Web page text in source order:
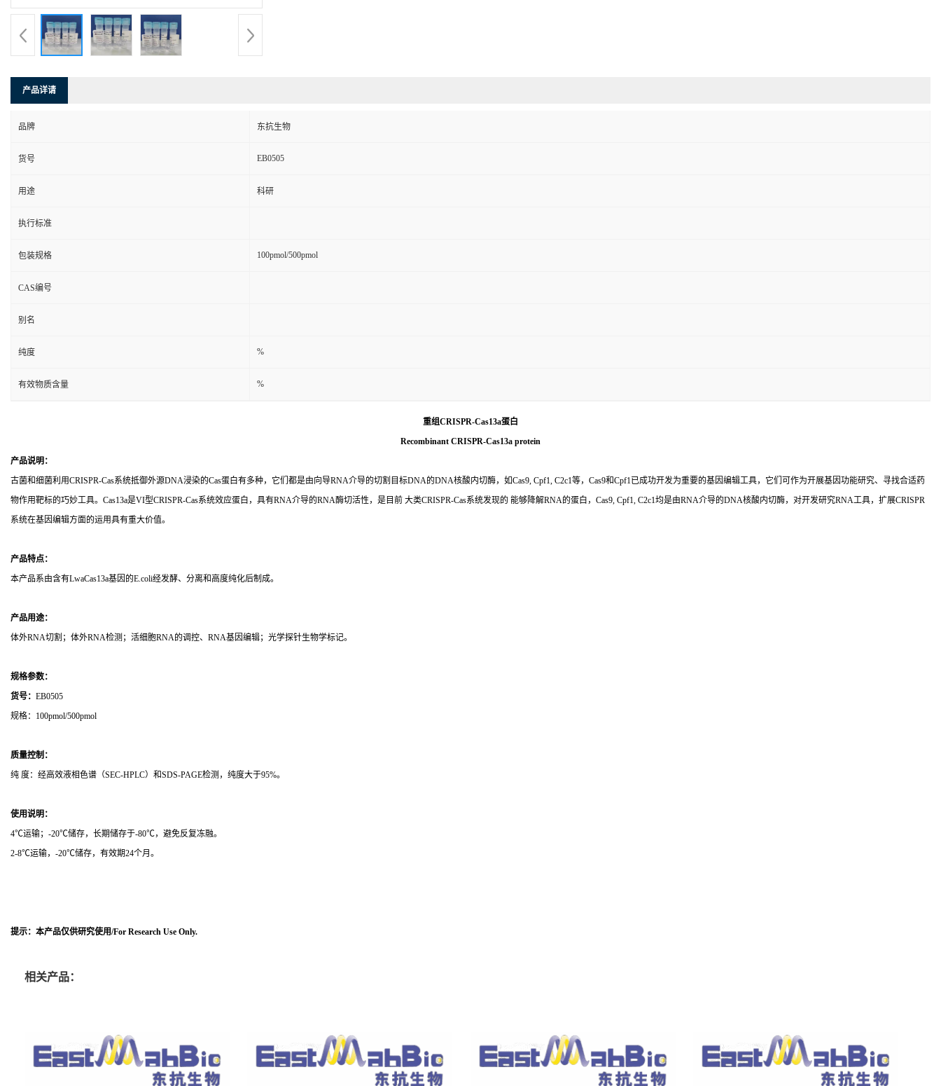
产品详请
品牌 东抗生物
货号 EB0505
用途 科研
执行标准
包装规格 100pmol/500pmol
CAS编号
别名
纯度 %
有效物质含量 %
重组CRISPR-Cas13a蛋白
Recombinant CRISPR-Cas13a protein
产品说明：
古菌和细菌利用CRISPR-Cas系统抵御外源DNA浸染的Cas蛋白有多种，它们都是由向导RNA介导的切割目标DNA的DNA核酸内切酶，如Cas9, Cpf1, C2c1等， Cas9和Cpf1已成功开发为重要的基因编辑工具，它们可作为开展基因功能研究、寻找合适药
物作用靶标的巧妙工具。 Cas13a是VI型CRISPR-Cas系统效应蛋白，具有RNA介导的RNA酶切活性，是目前 大类CRISPR-Cas系统发现的 能够降解RNA的蛋白， Cas9, Cpf1, C2c1均是由RNA介导的DNA核酸内切酶，对开发研究RNA工具，扩展CRISPR
系统在基因编辑方面的运用具有重大价值。
产品特点：
本产品系由含有LwaCas13a基因的E.coli经发酵、分离和高度纯化后制成。
产品用途：
体外RNA切割；体外RNA检测；活细胞RNA的调控、 RNA基因编辑；光学探针生物学标记。
规格参数：
货号： EB0505
规格： 100pmol/500pmol
质量控制：
纯 度：经高效液相色谱（SEC-HPLC）和SDS-PAGE检测，纯度大于95%。
使用说明：
4℃运输；-20℃储存，长期储存于-80℃，避免反复冻融。
2-8℃运输， -20℃储存，有效期24个月。
提示：本产品仅供研究使用/For Research Use Only.
相关产品：